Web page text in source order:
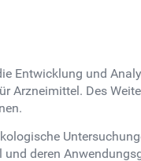
Entwicklung und
Arzneimittel. Des
deren